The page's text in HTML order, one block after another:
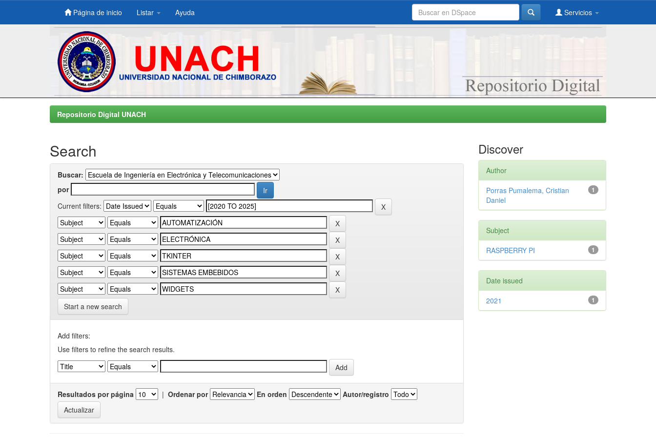
Skip
Página de inicio Listar Ayuda Servicios
Repositorio Digital UNACH
Search
Buscar:
por
Current filters:
Start a new search
Add filters:
Use filters to refine the search results.
Resultados por página | Ordenar por En orden Autor/registro
Discover
Author
1
Porras Pumalema, Cristian
Daniel
Subject
1
RASPBERRY PI
Date issued
1
2021